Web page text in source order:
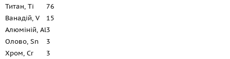
Титан, Ti
76
Ванадій, V
15
Алюміній, Al3
Олово, Sn
3
Хром, Cr
3